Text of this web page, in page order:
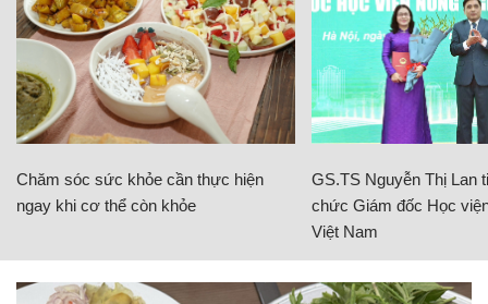
Chăm sóc sức khỏe cần thực hiện
ngay khi cơ thể còn khỏe
GS.TS Nguyễn Thị Lan
chức Giám đốc Học
Việt Nam